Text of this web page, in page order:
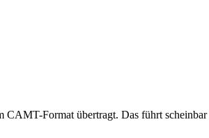
Format übertragt. Das führt